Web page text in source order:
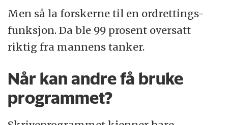
Men så la forskerne til en ordrettings-
funksjon. Da ble 99 prosent oversatt
riktig fra mannens tanker.
Når kan andre få bruke
programmet?